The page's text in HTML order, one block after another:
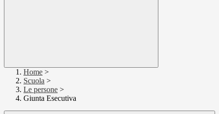
Home >
Scuola >
Le persone >
Giunta Esecutiva